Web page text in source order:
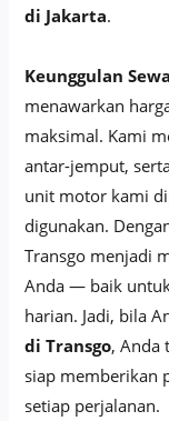
di Jakarta.
Keunggulan
menawarkan
maksimal. Kami
antar-jemput,
unit motor kami
digunakan.
Transgo menjadi
Anda — baik
harian. Jadi, bila
di Transgo, Anda
siap memberikan
setiap perjalanan.